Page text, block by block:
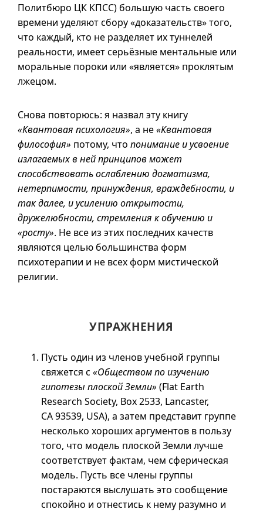
Политбюро ЦК КПСС) большую часть своего
времени уделяют сбору «доказательств» того,
что каждый, кто не разделяет их туннелей
реальности, имеет серьёзные ментальные или
моральные пороки или «является» проклятым
лжецом.
Снова повторюсь: я назвал эту книгу
«Квантовая психология», а не«Квантовая
философия» потому, что понимание и усвоение
излагаемых в ней принципов может
способствовать ослаблению догматизма,
нетерпимости, принуждения, враждебности, и
так далее, и усилению открытости,
дружелюбности, стремления к обучению и
«росту». Не все из этих последних качеств
являются целью большинства форм
психотерапии и не всех форм мистической
религии.
УПРАЖНЕНИЯ
Пусть один из членов учебной группы
свяжется с «Обществом по изучению
гипотезы плоской Земли» (Flat Earth
Research Society, Box 2533, Lancaster,
CA 93539, USA), а затем представит группе
несколько хороших аргументов в пользу
того, что модель плоской Земли лучше
соответствует фактам, чем сферическая
модель. Пусть все члены группы
постараются выслушать это сообщение
спокойно и отнестись к нему разумно и